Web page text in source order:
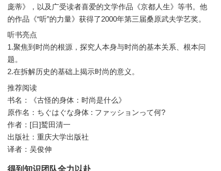
庞蒂》，以及广受读者喜爱的文学作品《京都人生》等书。他
听书亮点
1.聚焦到时尚的根源，探究人本身与时尚的基本关系、根本问
题。
推荐阅读
书名：《古怪的身体：时尚是什么》
原作名：ちぐはぐな身体 : ファッションって何?
作者：[日]鹫田清一
出版社：重庆大学出版社
译者：吴俊伸